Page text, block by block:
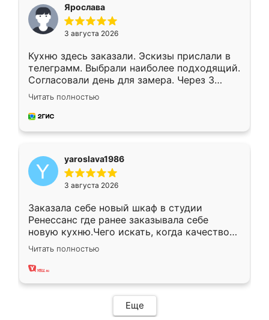
Ярослава
3 августа 2026
Кухню здесь заказали. Эскизы прислали в
телеграмм. Выбрали наиболее подходящий.
Согласовали день для замера. Через 3
недели кухня была уже готова. Остались
довольны работой. Спасибо Ренессанс
мебель за качественную работу!
Читать полностью
yaroslava1986
3 августа 2026
Заказала себе новый шкаф в студии
Ренессанс где ранее заказывала себе
новую кухню.Чего искать, когда качеством
вполне довольна. Служит кухня уже почти
два года, нареканий нет.
Читать полностью
Еще